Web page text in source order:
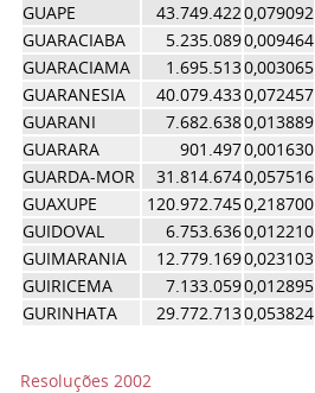
GUAPE
43.749.4220,079092
GUARACIABA
5.235.0890,009464
GUARACIAMA
1.695.5130,003065
GUARANESIA
40.079.4330,072457
GUARANI
7.682.6380,013889
GUARARA
901.4970,001630
GUARDA-MOR
31.814.6740,057516
GUAXUPE
120.972.7450,218700
GUIDOVAL
6.753.6360,012210
GUIMARANIA
12.779.1690,023103
GUIRICEMA
7.133.0590,012895
GURINHATA
29.772.7130,053824
Resoluções 2002